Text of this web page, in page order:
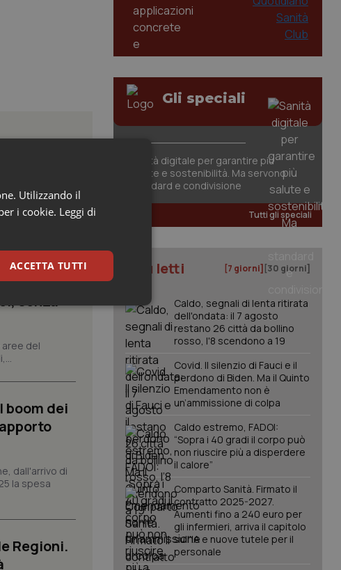
risposta”.
aree orientali
senza
del
boom dei
dall'arrivo di
la spesa
Regioni.
Gli speciali
Sanità digitale per garantire più
salute e sostenibilità. Ma servono
standard e condivisione
Tutti gli speciali
I più letti [7 giorni] [30 giorni]
Caldo, segnali di lenta ritirata
dell'ondata: il 7 agosto
restano 26 città da bollino
rosso, l'8 scendono a 19
Covid. Il silenzio di Fauci e il
perdono di Biden. Ma il Quinto
Emendamento non è
un’ammissione di colpa
Caldo estremo, FADOI:
“Sopra i 40 gradi il corpo può
non riuscire più a disperdere
il calore”
Comparto Sanità. Firmato il
contratto 2025-2027.
Aumenti fino a 240 euro per
gli infermieri, arriva il capitolo
sull'IA e nuove tutele per il
personale
Utilizzando il
i cookie. Leggi di
ACCETTA TUTTI
Marketing
navigazione sulle pagine
cookie.
per memorizzare le
dell'utente per la loro
garantendo che le loro
dal servizio Cookie-
preferenze di consenso